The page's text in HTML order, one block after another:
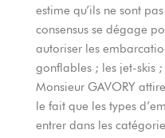
estime qu’ils ne sont
consensus se dégage
autoriser les
gonflables ; les jet-skis
Monsieur GAVORY
le fait que les types
entrer dans les